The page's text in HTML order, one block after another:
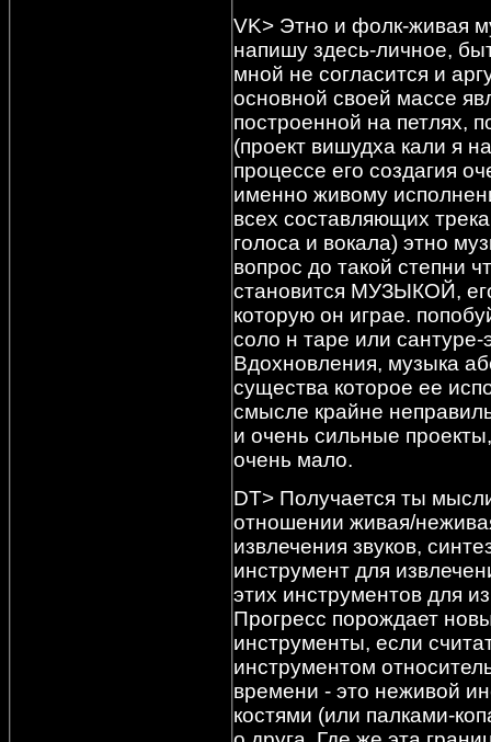
VK> Этно и фолк-живая
напишу здесь-личное,
мной не согласится и
основной своей массе
построенной на петлях,
(проект вишудха кали я
процессе его создагия
именно живому
всех составляющих
голоса и вокала) этно
вопрос до такой степни
становится МУЗЫКОЙ,
которую он играе.
соло н таре или
Вдохновления, музыка
существа которое ее
смысле крайне
и очень сильные
очень мало.
DT> Получается ты
отношении живая/
извлечения звуков,
инструмент для
этих инструментов для
Прогресс порождает
инструменты, если
инструментом
времени - это неживой
костями (или палками-